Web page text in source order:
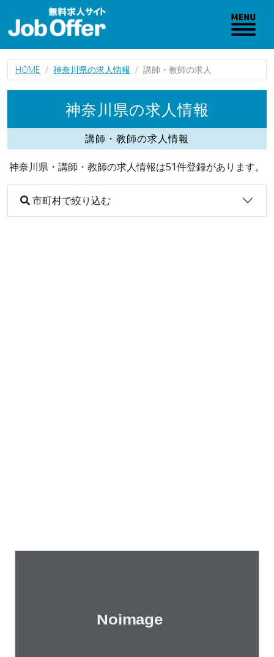
HOME 神奈川県の求人情報 講師・教師の求人
神奈川県の求人情報
講師・教師の求人情報
神奈川県・講師・教師の求人情報は51件登録があります。
市町村で絞り込む